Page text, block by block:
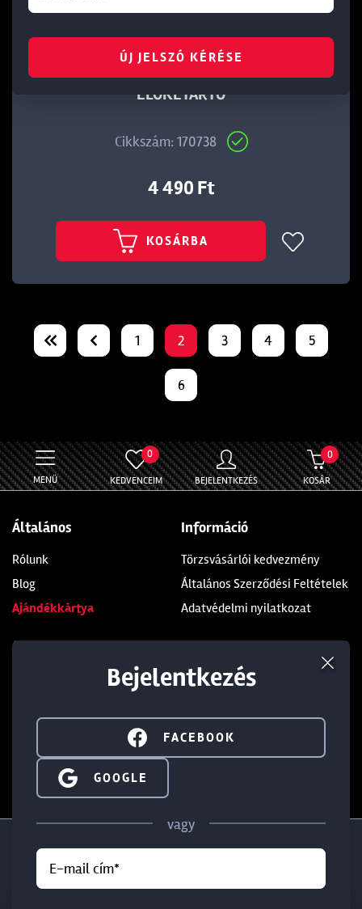
CARP ZOOM MÁGNESZÁRAS APRÓCIKK ÉS
ELŐKETARTÓ
Cikkszám: 170738
4 490 Ft
KOSÁRBA
1 2 3 4 5
6
MENÜ
0
KEDVENCEIM BEJELENTKEZÉS
0
KOSÁR
Általános
Rólunk
Blog
Ajándékkártya
Információ
Törzsvásárlói kedvezmény
Általános Szerződési Feltételek
Adatvédelmi nyilatkozat
Üzleteink
+36 1 285 9999
info@walterland.net
IRATKOZZ FEL HÍRLEVELÜNKRE!
Bejelentkezés
FACEBOOK
GOOGLE
SIGN IN WITH GOOGLE
vagy
E-mail cím*
ÚJ JELSZÓ KÉRÉSE